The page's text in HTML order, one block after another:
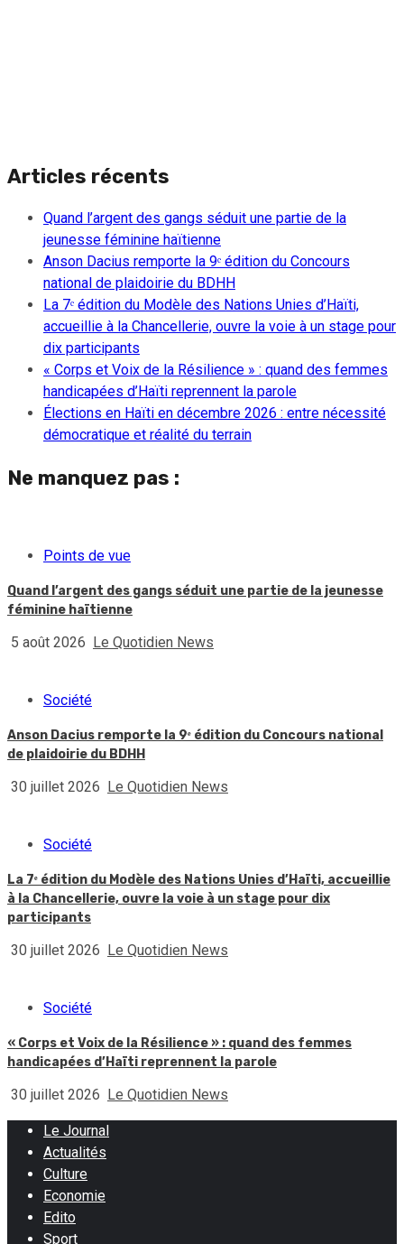
Articles récents
Quand l’argent des gangs séduit une partie de la
jeunesse féminine haïtienne
Anson Dacius remporte la 9ᵉ édition du Concours
national de plaidoirie du BDHH
La 7ᵉ édition du Modèle des Nations Unies d’Haïti,
accueillie à la Chancellerie, ouvre la voie à un stage pour
dix participants
« Corps et Voix de la Résilience » : quand des femmes
handicapées d’Haïti reprennent la parole
Élections en Haïti en décembre 2026 : entre nécessité
démocratique et réalité du terrain
Ne manquez pas :
Points de vue
Quand l’argent des gangs séduit une partie de la jeunesse
féminine haïtienne
5 août 2026 Le Quotidien News
Société
Anson Dacius remporte la 9ᵉ édition du Concours national
de plaidoirie du BDHH
30 juillet 2026 Le Quotidien News
Société
La 7ᵉ édition du Modèle des Nations Unies d’Haïti, accueillie
à la Chancellerie, ouvre la voie à un stage pour dix
participants
30 juillet 2026 Le Quotidien News
Société
« Corps et Voix de la Résilience » : quand des femmes
handicapées d’Haïti reprennent la parole
30 juillet 2026 Le Quotidien News
Le Journal
Actualités
Culture
Economie
Edito
Sport